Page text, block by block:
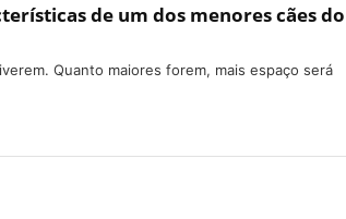
de um dos menores cães do
Quanto maiores forem, mais espaço será